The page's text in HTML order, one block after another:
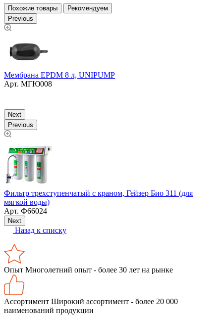
Похожие товары
Рекомендуем
Previous
Мембрана EPDM 8 л, UNIPUMP
Арт. МГЮ008
Next
Previous
Фильтр трехступенчатый с краном, Гейзер Био 311 (для
мягкой воды)
Арт. Ф66024
Next
Назад к списку
Опыт Многолетний опыт - более 30 лет на рынке
Ассортимент Широкий ассортимент - более 20 000
наименований продукции